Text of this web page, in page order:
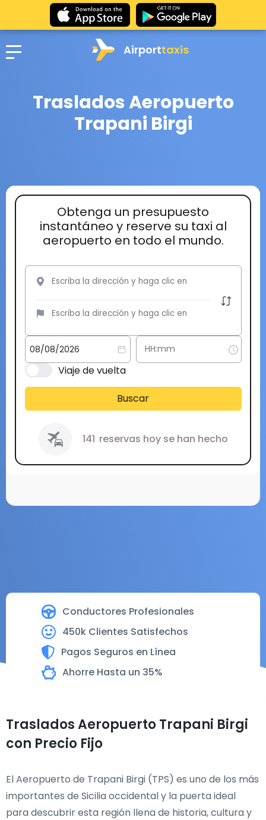
Airporttaxis
Traslados Aeropuerto
Trapani Birgi
Conductores Profesionales
450k Clientes Satisfechos
Pagos Seguros en Línea
Ahorre Hasta un 35%
Obtenga un presupuesto
instantáneo y reserve su taxi al
aeropuerto en todo el mundo.
Viaje de vuelta
Buscar
141 reservas hoy se han hecho
Traslados Aeropuerto Trapani Birgi
con Precio Fijo
El Aeropuerto de Trapani Birgi (TPS) es uno de los más
importantes de Sicilia occidental y la puerta ideal
para descubrir esta región llena de historia, cultura y